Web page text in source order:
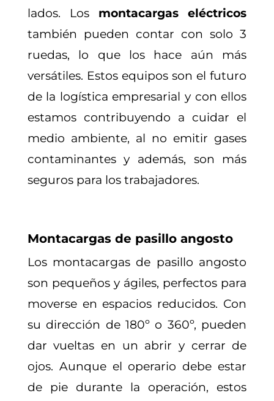
lados. Los montacargas eléctricos
también pueden contar con solo 3
ruedas, lo que los hace aún más
versátiles. Estos equipos son el futuro
de la logística empresarial y con ellos
estamos contribuyendo a cuidar el
medio ambiente, al no emitir gases
contaminantes y además, son más
seguros para los trabajadores.
Montacargas de pasillo angosto
Los montacargas de pasillo angosto
son pequeños y ágiles, perfectos para
moverse en espacios reducidos. Con
su dirección de 180º o 360º, pueden
dar vueltas en un abrir y cerrar de
ojos. Aunque el operario debe estar
de pie durante la operación, estos